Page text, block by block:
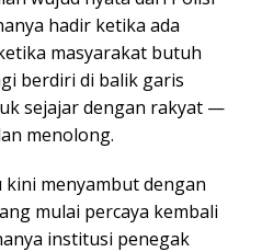
hadir ketika ada
masyarakat butuh
berdiri di balik garis
sejajar dengan rakyat —
menolong.
menyambut dengan
mulai percaya kembali
institusi penegak